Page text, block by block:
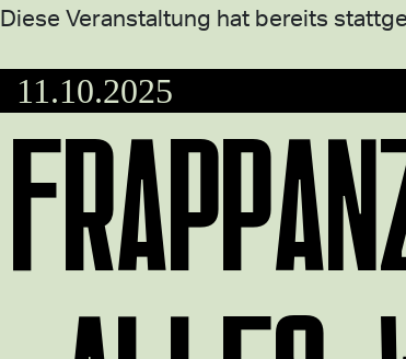
Diese Veranstaltung hat bereits
11.10.2025